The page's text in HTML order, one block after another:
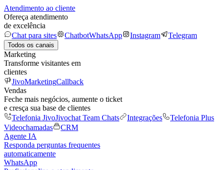
Atendimento ao cliente
Ofereça atendimento
de excelência
Chat para sites
ChatbotWhatsApp Instagram Telegram
Todos os canais
Marketing
Transforme visitantes em
clientes
JivoMarketingCallback
Vendas
Feche mais negócios, aumente o ticket
e cresça sua base de clientes
Telefonia JivoJivochat Team Chats Integrações
Telefonia Plus
Videochamadas
CRM
Agente IA
Responda perguntas frequentes
automaticamente
WhatsApp